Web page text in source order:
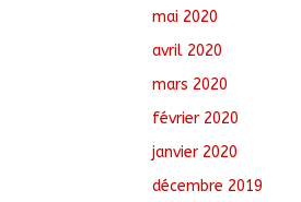
mai 2020
avril 2020
mars 2020
février 2020
janvier 2020
décembre 2019